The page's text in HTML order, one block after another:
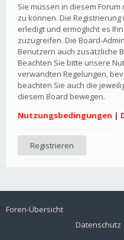
Sie müssen in diesem
zu können. Die
erledigt und ermöglicht es
zuzugreifen. Die Board-
Benutzern auch zusätzliche
Beachten Sie bitte unsere
verwandten Regelungen,
beachten Sie auch die
diesem Board bewegen.
Nutzungsbedingungen |
Registrieren
Foren-Übersicht
Datenschutz